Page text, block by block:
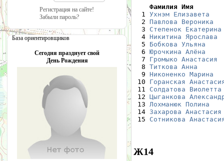
Регистрация на сайте!
Забыли пароль?
База ориентировщиков
Сегодня празднует свой
День Рождения
Фамилия Имя
1 Ухнэм Елизавета
  2
Павлова Вероника
  3
Степенок Екатерина
  4
Никитина Ярослава
  5
Бобкова Ульяна
  6
Юрочкина Алёна
  7
Громыко Анастасия
  8
Титкова Анна
  9
Никоненко Марина
10 Горанская
11 Солдатова Виолетта
12 Цыганкова
13 Лохманюк Полина
14 Захарова Анастасия
15 Сотникова
Ж14